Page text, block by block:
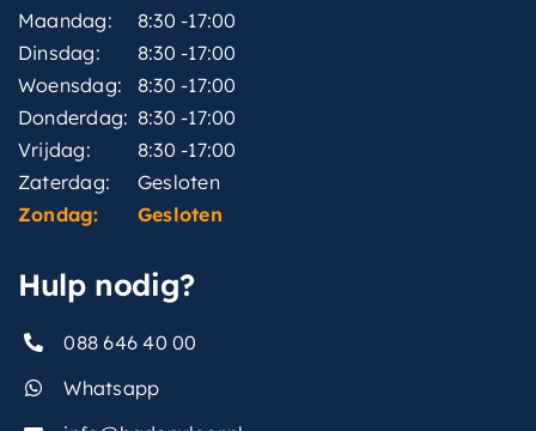
Maandag:
8:30 -17:00
Dinsdag:
8:30 -17:00
Woensdag:
8:30 -17:00
Donderdag: 8:30 -17:00
Vrijdag:
8:30 -17:00
Zaterdag:
Gesloten
Zondag:
Gesloten
Hulp nodig?
088 646 40 00
Whatsapp